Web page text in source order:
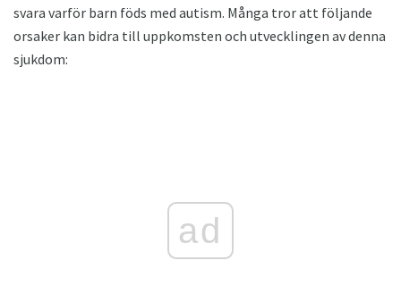
svara varför barn föds med autism. Många tror att följande
orsaker kan bidra till uppkomsten och utvecklingen av denna
sjukdom:
ad